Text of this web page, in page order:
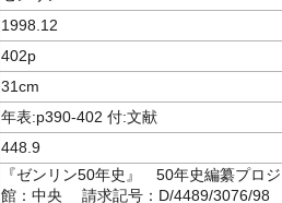
1998.12
402p
31cm
年表:p390-402 付:文献
448.9
『ゼンリン50年史』 50年史編纂プ
館：中央 請求記号：D/4489/3076/98